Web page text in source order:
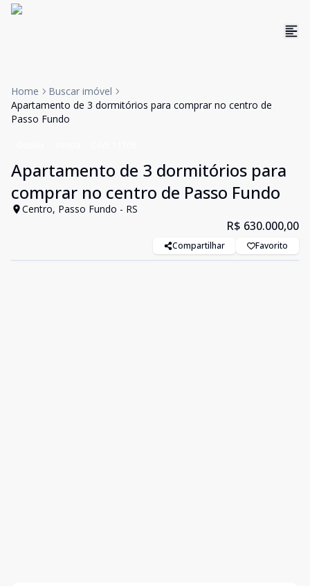
Home
Buscar imóvel
Apartamento de 3 dormitórios para comprar no centro de
Passo Fundo
Apartamento de 3 dormitórios para
comprar no centro de Passo Fundo
Centro, Passo Fundo - RS
R$ 630.000,00
Compartilhar Favorito